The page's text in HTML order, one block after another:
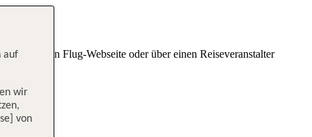
anderen Flug-Webseite oder über einen Reiseveranstalter
auf
wir
von